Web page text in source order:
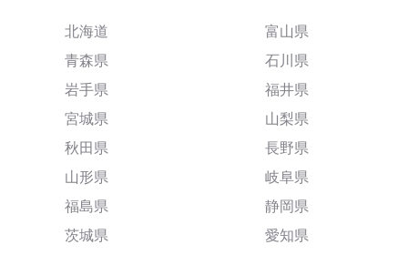
北海道
青森県
岩手県
宮城県
秋田県
山形県
福島県
茨城県
富山県
石川県
福井県
山梨県
長野県
岐阜県
静岡県
愛知県